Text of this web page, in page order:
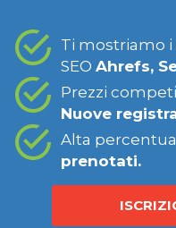
Ti mostriamo
SEO Ahrefs,
Prezzi
Nuove
Alta
prenotati.